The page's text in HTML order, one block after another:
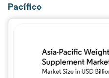
Pacífico